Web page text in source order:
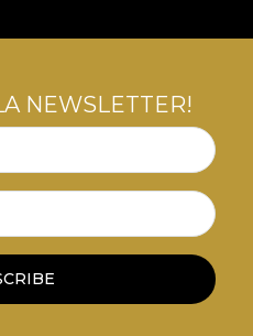
NEWSLETTER!